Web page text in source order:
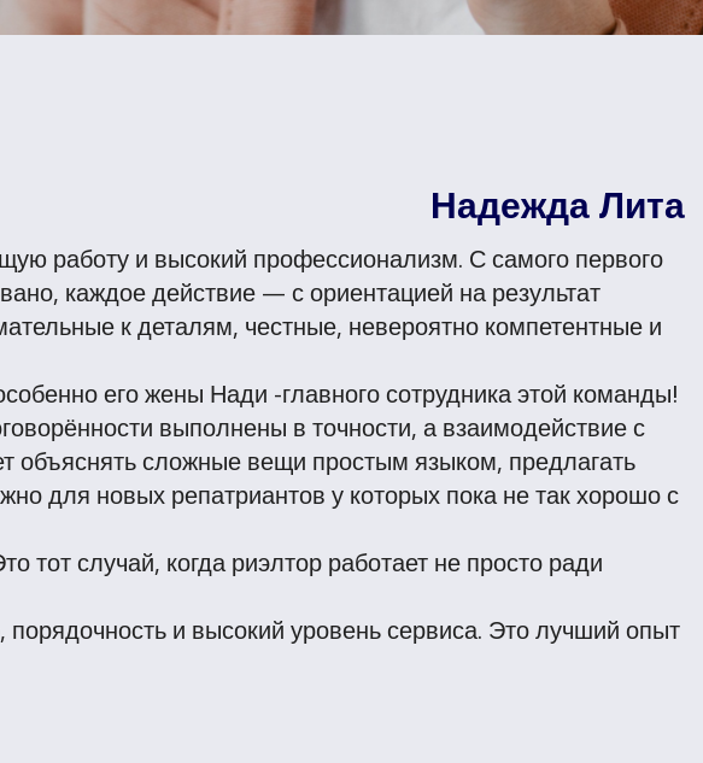
Надежда Лита
работу и высокий профессионализм. С самого первого
каждое действие — с ориентацией на результат.
к деталям, честные, невероятно компетентные и
его жены Нади -главного сотрудника этой команды!
выполнены в точности, а взаимодействие с
объяснять сложные вещи простым языком, предлагать
для новых репатриантов у которых пока не так хорошо с
тот случай, когда риэлтор работает не просто ради
и высокий уровень сервиса. Это лучший опыт